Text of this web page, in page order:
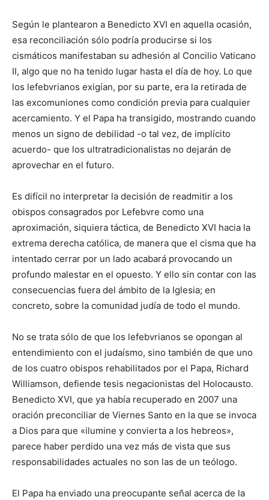
Según le plantearon a Benedicto XVI en aquella ocasión,
esa reconciliación sólo podría producirse si los
cismáticos manifestaban su adhesión al Concilio Vaticano
II, algo que no ha tenido lugar hasta el día de hoy. Lo que
los lefebvrianos exigían, por su parte, era la retirada de
las excomuniones como condición previa para cualquier
acercamiento. Y el Papa ha transigido, mostrando cuando
menos un signo de debilidad -o tal vez, de implícito
acuerdo- que los ultratradicionalistas no dejarán de
aprovechar en el futuro.
Es difícil no interpretar la decisión de readmitir a los
obispos consagrados por Lefebvre como una
aproximación, siquiera táctica, de Benedicto XVI hacia la
extrema derecha católica, de manera que el cisma que ha
intentado cerrar por un lado acabará provocando un
profundo malestar en el opuesto. Y ello sin contar con las
consecuencias fuera del ámbito de la Iglesia; en
concreto, sobre la comunidad judía de todo el mundo.
No se trata sólo de que los lefebvrianos se opongan al
entendimiento con el judaísmo, sino también de que uno
de los cuatro obispos rehabilitados por el Papa, Richard
Williamson, defiende tesis negacionistas del Holocausto.
Benedicto XVI, que ya había recuperado en 2007 una
oración preconciliar de Viernes Santo en la que se invoca
a Dios para que «ilumine y convierta a los hebreos»,
parece haber perdido una vez más de vista que sus
responsabilidades actuales no son las de un teólogo.
El Papa ha enviado una preocupante señal acerca de la